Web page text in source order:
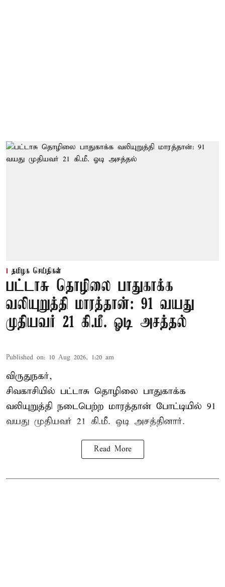
தமிழக செய்திகள்
பட்டாசு தொழிலை பாதுகாக்க
வலியுறுத்தி மாரத்தான்: 91 வயது
முதியவர் 21 கி.மீ. ஓடி அசத்தல்
Published on: 10 Aug 2026, 1:20 am
விருதுநகர்,
சிவகாசியில் பட்டாசு தொழிலை பாதுகாக்க
வலியுறுத்தி நடைபெற்ற மாரத்தான் போட்டியில் 91
வயது முதியவர் 21 கி.மீ. ஓடி அசத்தினார்.
Read More